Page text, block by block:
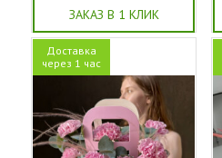
ЗАКАЗ В 1 КЛИК
Доставка
через 1 час